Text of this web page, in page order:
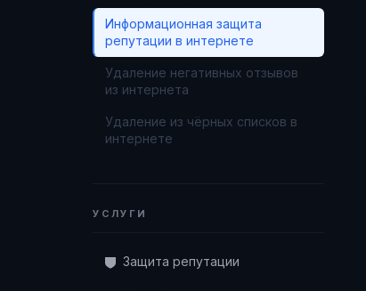
Информационная защита
репутации в интернете
Удаление негативных отзывов
из интернета
Удаление из чёрных списков в
интернете
УСЛУГИ
Защита репутации